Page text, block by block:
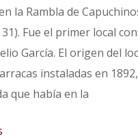
la Rambla de
31). Fue el primer local
García. El origen del
instaladas en
que había en la